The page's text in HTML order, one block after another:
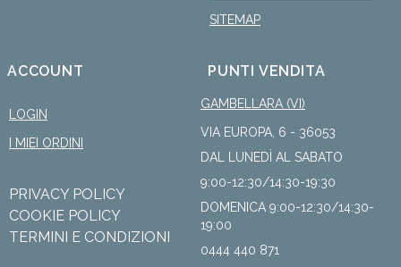
SITEMAP
ACCOUNT
LOGIN
I MIEI ORDINI
PRIVACY POLICY
COOKIE POLICY
TERMINI E CONDIZIONI
PUNTI VENDITA
GAMBELLARA (VI)
VIA EUROPA, 6 - 36053
DAL LUNEDÌ AL SABATO
9:00-12:30/14:30-19:30
DOMENICA 9:00-12:30/14:30-
19:00
0444 440 871